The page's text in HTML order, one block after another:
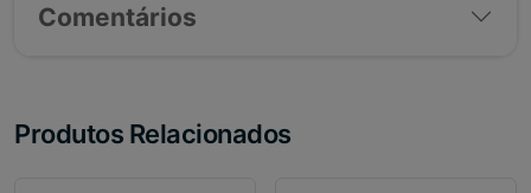
Comentários
Produtos Relacionados